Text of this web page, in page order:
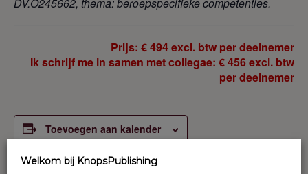
Prijs: € 494 excl. btw per deelnemer
Ik schrijf me in samen met collegae: € 456 excl. btw
per deelnemer
Toevoegen aan kalender
Welkom bij KnopsPublishing